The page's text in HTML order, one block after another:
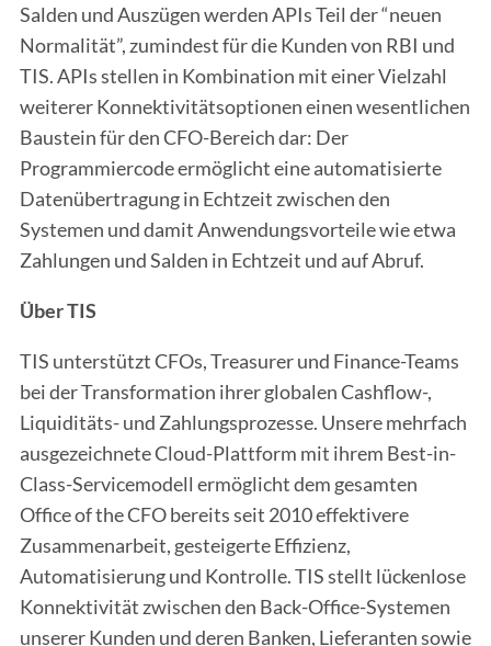
Salden und Auszügen werden APIs Teil der “neuen
Normalität”, zumindest für die Kunden von RBI und
TIS. APIs stellen in Kombination mit einer Vielzahl
weiterer Konnektivitätsoptionen einen wesentlichen
Baustein für den CFO-Bereich dar: Der
Programmiercode ermöglicht eine automatisierte
Datenübertragung in Echtzeit zwischen den
Systemen und damit Anwendungsvorteile wie etwa
Zahlungen und Salden in Echtzeit und auf Abruf.
Über TIS
TIS unterstützt CFOs, Treasurer und Finance-Teams
bei der Transformation ihrer globalen Cashflow-,
Liquiditäts- und Zahlungsprozesse. Unsere mehrfach
ausgezeichnete Cloud-Plattform mit ihrem Best-in-
Class-Servicemodell ermöglicht dem gesamten
Office of the CFO bereits seit 2010 effektivere
Zusammenarbeit, gesteigerte Effizienz,
Automatisierung und Kontrolle. TIS stellt lückenlose
Konnektivität zwischen den Back-Office-Systemen
unserer Kunden und deren Banken, Lieferanten sowie